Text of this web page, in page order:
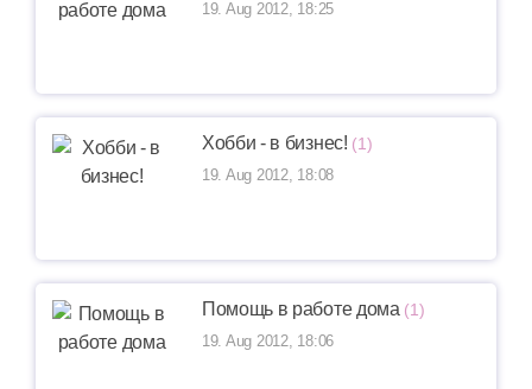
19. Aug 2012, 18:25
Хобби - в бизнес! (1)
19. Aug 2012, 18:08
Помощь в работе дома (1)
19. Aug 2012, 18:06